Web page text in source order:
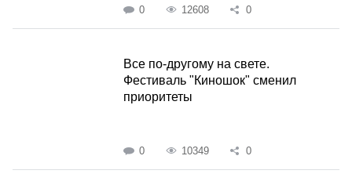
0 12608 0
Все по-другому на свете.
Фестиваль "Киношок" сменил
приоритеты
0 10349 0